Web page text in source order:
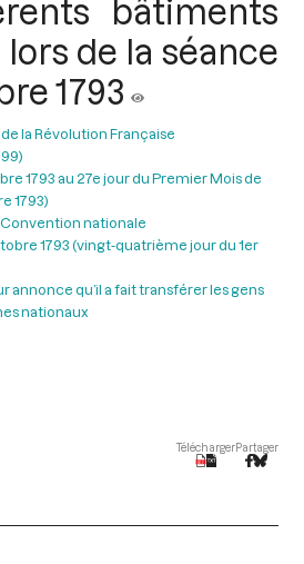
bâtiments
de la séance
1793
la Révolution Française
1793 au 27e jour du Premier Mois de
1793)
nationale
1793 (vingt-quatrième jour du 1er
annonce qu’il a fait transférer les gens
nationaux
TéléchargerPartager